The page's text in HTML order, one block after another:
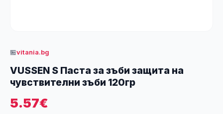
🏪vitania.bg
VUSSEN S Паста за зъби защита на
чувствителни зъби 120гр
5.57€